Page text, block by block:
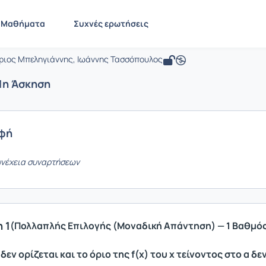
Μαθήματα Συχνές ερωτήσεις
- Μαθηματικά Διοικητικών και &
Διοικητικών και &
Μπεληγιάννης, Ιωάννης Τασσόπουλος
Άσκηση
συναρτήσεων
1(Πολλαπλής Επιλογής (Μοναδική Απάντηση) — 1
ορίζεται και το όριο της f(x) του x τείνοντος στο α